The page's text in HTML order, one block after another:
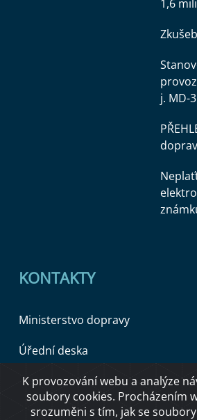
1,6
j. MD-
KONTAKTY
Ministerstvo dopravy
Úřední deska
Copyright © 2026 Ministerstvo
K provozování webu a analýze
soubory cookies. Procházením
srozuměni s tím, jak se